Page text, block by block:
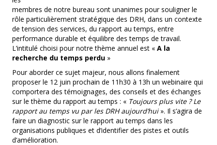
membres de notre bureau sont unanimes pour souligner le
rôle particulièrement stratégique des DRH, dans un contexte
de tension des services, du rapport au temps, entre
performance durable et équilibre des temps de travail.
L’intitulé choisi pour notre thème annuel est « A la
recherche du temps perdu »
Pour aborder ce sujet majeur, nous allons finalement
proposer le 12 juin prochain de 11h30 à 13h un webinaire qui
comportera des témoignages, des conseils et des échanges
sur le thème du rapport au temps : « Toujours plus vite ? Le
rapport au temps vu par les DRH aujourd’hui ». Il s’agira de
faire un diagnostic sur le rapport au temps dans les
organisations publiques et d’identifier des pistes et outils
d’amélioration.